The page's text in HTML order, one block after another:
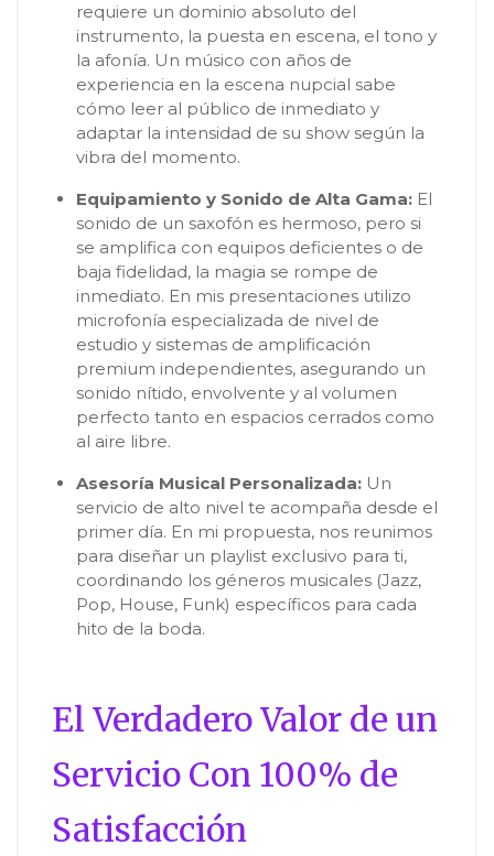
requiere un dominio absoluto del
instrumento, la puesta en escena, el tono y
la afonía. Un músico con años de
experiencia en la escena nupcial sabe
cómo leer al público de inmediato y
adaptar la intensidad de su show según la
vibra del momento.
Equipamiento y Sonido de Alta Gama: El
sonido de un saxofón es hermoso, pero si
se amplifica con equipos deficientes o de
baja fidelidad, la magia se rompe de
inmediato. En mis presentaciones utilizo
microfonía especializada de nivel de
estudio y sistemas de amplificación
premium independientes, asegurando un
sonido nítido, envolvente y al volumen
perfecto tanto en espacios cerrados como
al aire libre.
Asesoría Musical Personalizada: Un
servicio de alto nivel te acompaña desde el
primer día. En mi propuesta, nos reunimos
para diseñar un playlist exclusivo para ti,
coordinando los géneros musicales (Jazz,
Pop, House, Funk) específicos para cada
hito de la boda.
El Verdadero Valor de un
Servicio Con 100% de
Satisfacción